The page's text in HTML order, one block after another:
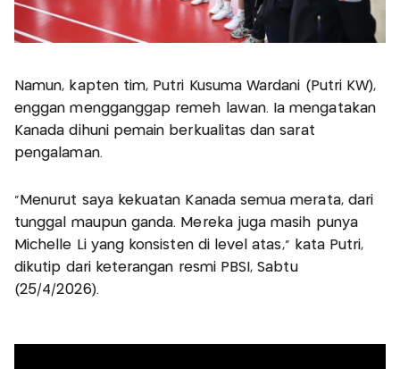
Namun, kapten tim, Putri Kusuma Wardani (Putri KW),
enggan mengganggap remeh lawan. Ia mengatakan
Kanada dihuni pemain berkualitas dan sarat
pengalaman.
"Menurut saya kekuatan Kanada semua merata, dari
tunggal maupun ganda. Mereka juga masih punya
Michelle Li yang konsisten di level atas," kata Putri,
dikutip dari keterangan resmi PBSI, Sabtu
(25/4/2026).